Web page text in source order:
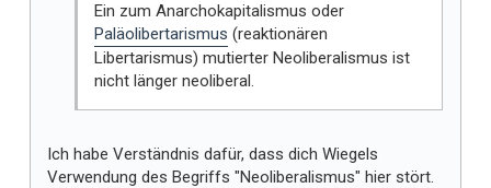
Ein zum Anarchokapitalismus oder
Paläolibertarismus (reaktionären
Libertarismus) mutierter Neoliberalismus ist
nicht länger neoliberal.
Ich habe Verständnis dafür, dass dich Wiegels
Verwendung des Begriffs "Neoliberalismus" hier stört.